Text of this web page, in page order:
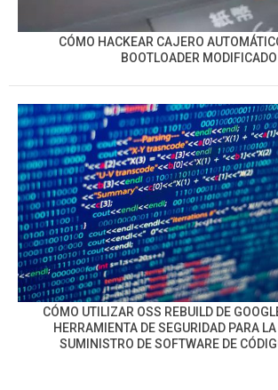
CÓMO HACKEAR CAJERO
BOOTLOADER MODIFICADO
CÓMO UTILIZAR OSS REBUILD DE
HERRAMIENTA DE SEGURIDAD PARA
SUMINISTRO DE SOFTWARE DE